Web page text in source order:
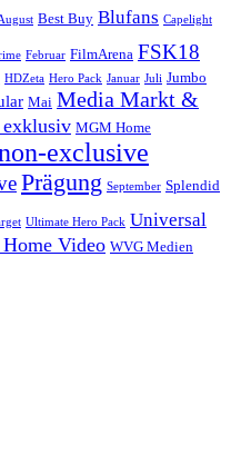
Best Buy Blufans Capelight
Februar FilmArena FSK18
HDZeta Hero Pack Januar Juli Jumbo
Mai Media Markt &
MGM Home
exclusive
Prägung September Splendid
Ultimate Hero Pack Universal
Video WVG Medien